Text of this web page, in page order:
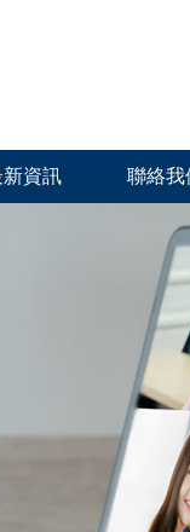
新資訊 聯絡我